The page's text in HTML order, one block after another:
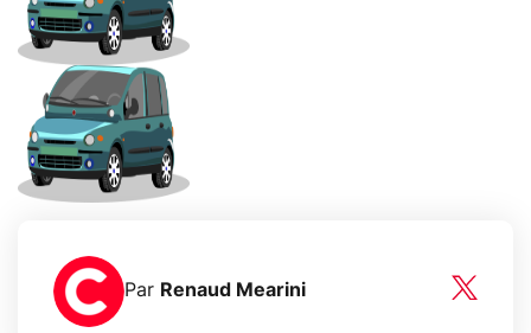
Par Renaud Mearini